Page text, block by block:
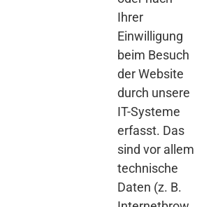
Ihrer
Einwilligung
beim Besuch
der Website
durch unsere
IT-Systeme
erfasst. Das
sind vor allem
technische
Daten (z. B.